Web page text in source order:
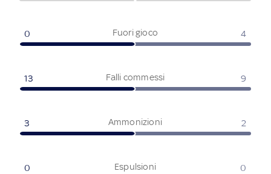
Fuori gioco
0 4
Falli commessi
13 9
Ammonizioni
3 2
Espulsioni
0 0